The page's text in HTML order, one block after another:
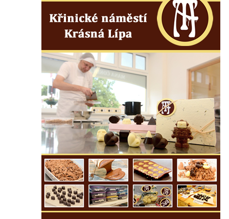
Kříž na zahradě u domu ev. č. 11 v
Kunraticích u Šluknova
Šluknova
Kříž u polní cesty mezi Šluknovem a
Knížecím
Školní kříž u polní cesty nad Lipovou ulicí v
Rychnově u Jablonce nad Nisou
Boží muka Anděl strážce v Kostelní ulici v
Rychnově u Jablonce nad Nisou
Centrální kříž bývalého hřbitova u kostela
svatého Václava v Rychnově u Jablonce
nad Nisou
Misijní kříž na kostele svatého Václava v